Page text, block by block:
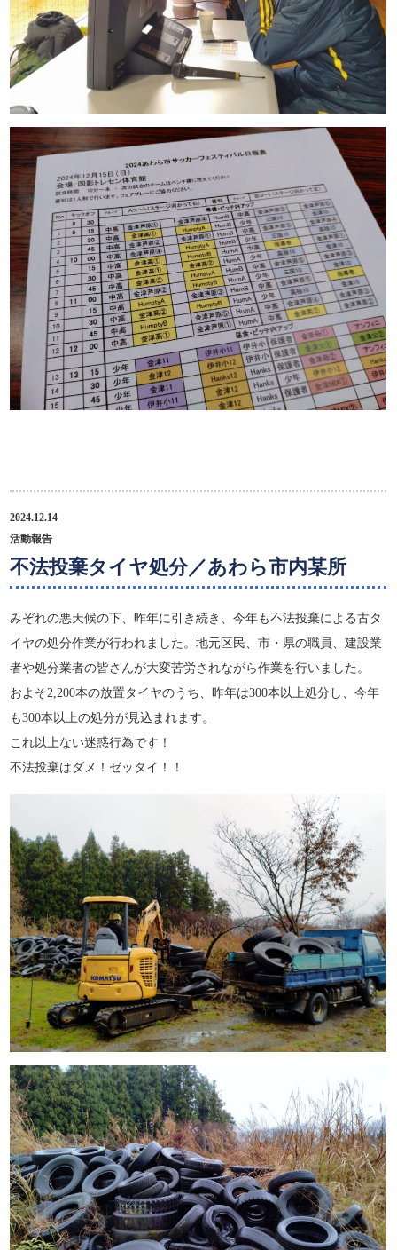
2024.12.14
活動報告
不法投棄タイヤ処分／あわら市内某所
みぞれの悪天候の下、昨年に引き続き、今年も不法投棄による古タ
イヤの処分作業が行われました。地元区民、市・県の職員、建設業
者や処分業者の皆さんが大変苦労されながら作業を行いました。
およそ2,200本の放置タイヤのうち、昨年は300本以上処分し、今年
も300本以上の処分が見込まれます。
これ以上ない迷惑行為です！
不法投棄はダメ！ゼッタイ！！